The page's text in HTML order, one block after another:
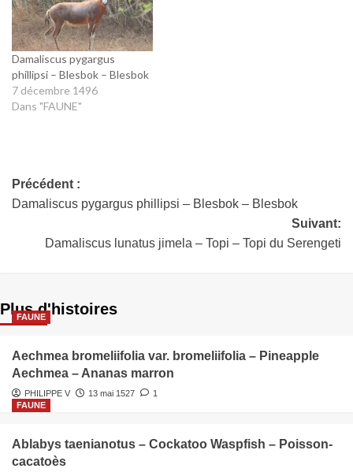
Damaliscus pygargus
phillipsi – Blesbok – Blesbok
7 décembre 1496
Dans "FAUNE"
Précédent :
Damaliscus pygargus phillipsi – Blesbok – Blesbok
Suivant:
Damaliscus lunatus jimela – Topi – Topi du Serengeti
Plus d'histoires
FAUNE
Aechmea bromeliifolia var. bromeliifolia – Pineapple
Aechmea – Ananas marron
PHILIPPE V 13 mai 1527
1
FAUNE
Ablabys taenianotus – Cockatoo Waspfish – Poisson-
cacatoès